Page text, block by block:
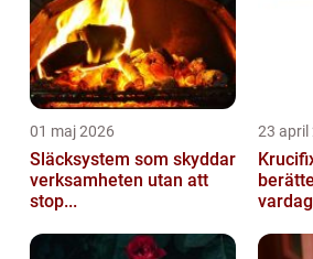
01 maj 2026
Släcksystem som skyddar
verksamheten utan att
stop...
23 april
Krucifix